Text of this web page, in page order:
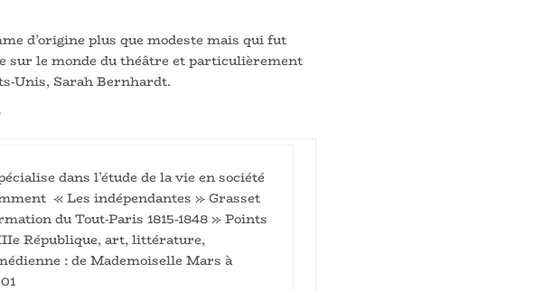
d’origine plus que modeste mais qui fut
sur le monde du théâtre et particulièrement
Unis, Sarah Bernhardt.
dans l’étude de la vie en société
« Les indépendantes » Grasset
du Tout-Paris 1815-1848 » Points
République, art, littérature,
: de Mademoiselle Mars à